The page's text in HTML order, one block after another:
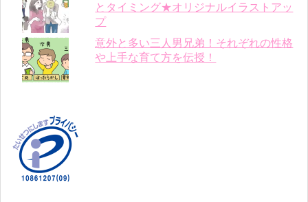
とタイミング★オリジナルイラストアッ
プ
意外と多い三人男兄弟！それぞれの性格
や上手な育て方を伝授！